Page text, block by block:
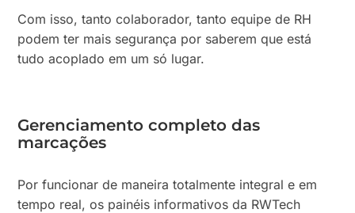
Com isso, tanto colaborador, tanto equipe de RH
podem ter mais segurança por saberem que está
tudo acoplado em um só lugar.
Gerenciamento completo das
marcações
Por funcionar de maneira totalmente integral e em
tempo real, os painéis informativos da RWTech